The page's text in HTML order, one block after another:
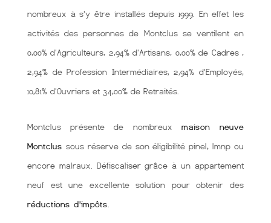
nombreux à s'y être installés depuis 1999. En effet les
activités des personnes de Montclus se ventilent en
0,00% d'Agriculteurs, 2,94% d'Artisans, 0,00% de Cadres ,
2,94% de Profession Intermédiaires, 2,94% d'Employés,
10,81% d'Ouvriers et 34,00% de Retraités.
Montclus présente de nombreux maison neuve
Montclus sous réserve de son éligibilité pinel, lmnp ou
encore malraux. Défiscaliser grâce à un appartement
neuf est une excellente solution pour obtenir des
réductions d'impôts